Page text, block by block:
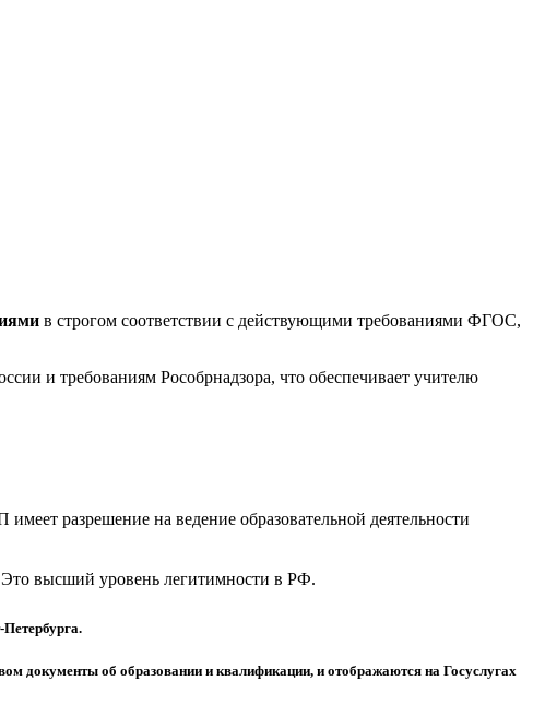
в строгом соответствии с действующими требованиями ФГОС,
и требованиям Рособрнадзора, что обеспечивает учителю
разрешение на ведение образовательной деятельности
Это высший уровень легитимности в РФ.
документы об образовании и квалификации, и отображаются на Госуслугах